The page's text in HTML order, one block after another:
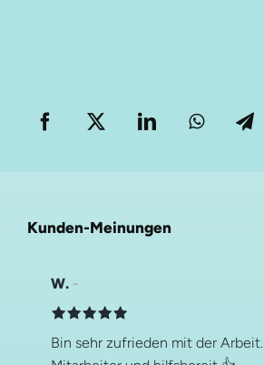
Kunden-Meinungen
W.
Bin sehr zufrieden mit der Arbeit. Freundliche